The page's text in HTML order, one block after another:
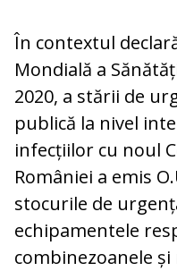
În contextul
Mondială a
2020, a stării de
publică la nivel
infecțiilor cu noul
României a emis
stocurile de
echipamentele
combinezoanele